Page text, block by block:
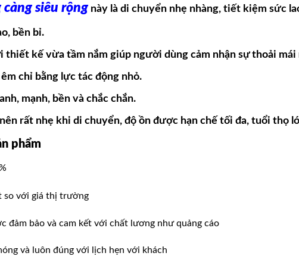
càng siêu rộngnày là di chuyển nhẹ nhàng, tiết kiệm sức
bền bỉ.
thiết kế vừa tầm nắm giúp người dùng cảm nhận sự thoải mái
chỉ bằng lực tác động nhỏ.
mạnh, bền và chắc chắn.
rất nhẹ khi di chuyển, độ ồn được hạn chế tối đa, tuổi thọ
phẩm
so với giá thị trường
đảm bảo và cam kết với chất lương như quảng cáo
và luôn đúng với lịch hẹn với khách